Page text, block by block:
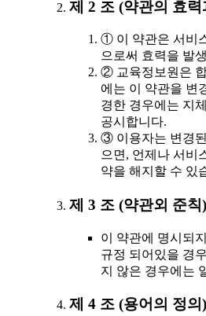
제 2 조 (약관의 효
① 이 약관은 서비
으로써 효력을 발
② 교육정보원은
에는 이 약관을 변
경한 경우에는 지
공시합니다.
③ 이용자는 변경
으면, 언제나 서비
약을 해지할 수 있
제 3 조 (약관외 준칙)
이 약관에 명시되
규정 되어있을 경
지 않은 경우에는
제 4 조 (용어의 정의)